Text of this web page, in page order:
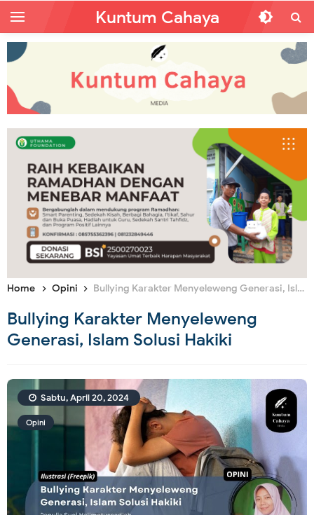
Kuntum Cahaya
Home Opini Bullying Karakter Menyeleweng Generasi, Islam Solusi Hakiki
Bullying Karakter Menyeleweng
Generasi, Islam Solusi Hakiki
Opini
Sabtu, April 20, 2024